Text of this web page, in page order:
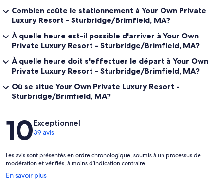
Combien coûte le stationnement à Your Own Private
Luxury Resort - Sturbridge/Brimfield, MA?
À quelle heure est-il possible d'arriver à Your Own
Private Luxury Resort - Sturbridge/Brimfield, MA?
À quelle heure doit s'effectuer le départ à Your Own
Private Luxury Resort - Sturbridge/Brimfield, MA?
Où se situe Your Own Private Luxury Resort -
Sturbridge/Brimfield, MA?
Avis
10Exceptionnel
39 avis
Les avis sont présentés en ordre chronologique, soumis à un processus de
modération et vérifiés, à moins d’indication contraire.
En savoir plus
S’ouvre